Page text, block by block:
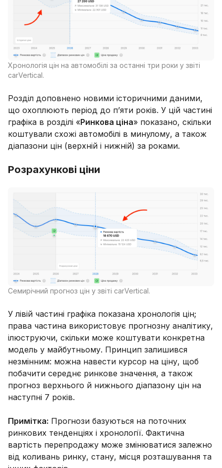
Хронологія цін на автомобілі за останні три роки у звіті
carVertical.
Розділ доповнено новими історичними даними,
що охоплюють період до п’яти років. У цій частині
графіка в розділі «Ринкова ціна» показано, скільки
коштували схожі автомобілі в минулому, а також
діапазони цін (верхній і нижній) за роками.
Розрахункові ціни
Семирічний прогноз цін у звіті carVertical.
У лівій частині графіка показана хронологія цін;
права частина використовує прогнозну аналітику,
ілюструючи, скільки може коштувати конкретна
модель у майбутньому. Принцип залишився
незмінним: можна навести курсор на ціну, щоб
побачити середнє ринкове значення, а також
прогноз верхнього й нижнього діапазону цін на
наступні 7 років.
Примітка: Прогнози базуються на поточних
ринкових тенденціях і хронології. Фактична
вартість перепродажу може змінюватися залежно
від коливань ринку, стану, місця розташування та